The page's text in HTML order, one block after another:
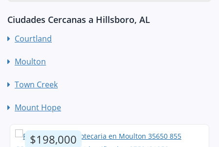
Ciudades Cercanas a Hillsboro, AL
Courtland
Moulton
Town Creek
Mount Hope
$198,000